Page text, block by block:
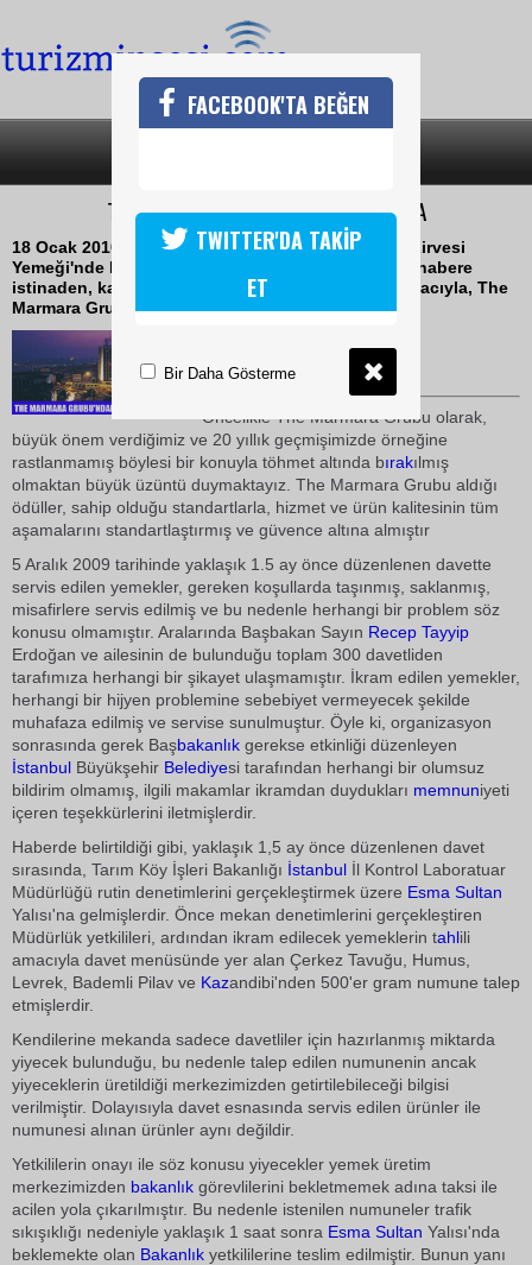
THE MARMARA GRUBUNDAN AÇIKLAMA
18 Ocak 2010 tarihinde bir gazetede yer alan Aile Zirvesi
Yemeği'nde Hijyen Skandalı başlığıyla yayınlanan habere
istinaden, kamuoyunun doğru bilgilendirilmesi amacıyla, The
Marmara Grubu aşağıdaki açıklamayı yapmıştır
TURİZMİN SESİ
Öncelikle The Marmara Grubu olarak,
büyük önem verdiğimiz ve 20 yıllık geçmişimizde örneğine
rastlanmamış böylesi bir konuyla töhmet altında bırakılmış
olmaktan büyük üzüntü duymaktayız. The Marmara Grubu aldığı
ödüller, sahip olduğu standartlarla, hizmet ve ürün kalitesinin tüm
aşamalarını standartlaştırmış ve güvence altına almıştır
5 Aralık 2009 tarihinde yaklaşık 1.5 ay önce düzenlenen davette
servis edilen yemekler, gereken koşullarda taşınmış, saklanmış,
misafirlere servis edilmiş ve bu nedenle herhangi bir problem söz
konusu olmamıştır. Aralarında Başbakan Sayın Recep Tayyip
Erdoğan ve ailesinin de bulunduğu toplam 300 davetliden
tarafımıza herhangi bir şikayet ulaşmamıştır. İkram edilen yemekler,
herhangi bir hijyen problemine sebebiyet vermeyecek şekilde
muhafaza edilmiş ve servise sunulmuştur. Öyle ki, organizasyon
sonrasında gerek Başbakanlık gerekse etkinliği düzenleyen
İstanbul Büyükşehir Belediyesi tarafından herhangi bir olumsuz
bildirim olmamış, ilgili makamlar ikramdan duydukları memnuniyeti
içeren teşekkürlerini iletmişlerdir.
Haberde belirtildiği gibi, yaklaşık 1,5 ay önce düzenlenen davet
sırasında, Tarım Köy İşleri Bakanlığı İstanbul İl Kontrol Laboratuar
Müdürlüğü rutin denetimlerini gerçekleştirmek üzere Esma Sultan
Yalısı'na gelmişlerdir. Önce mekan denetimlerini gerçekleştiren
Müdürlük yetkilileri, ardından ikram edilecek yemeklerin tahlili
amacıyla davet menüsünde yer alan Çerkez Tavuğu, Humus,
Levrek, Bademli Pilav ve Kazandibi'nden 500'er gram numune talep
etmişlerdir.
Kendilerine mekanda sadece davetliler için hazırlanmış miktarda
yiyecek bulunduğu, bu nedenle talep edilen numunenin ancak
yiyeceklerin üretildiği merkezimizden getirtilebileceği bilgisi
verilmiştir. Dolayısıyla davet esnasında servis edilen ürünler ile
numunesi alınan ürünler aynı değildir.
Yetkililerin onayı ile söz konusu yiyecekler yemek üretim
merkezimizden bakanlık görevlilerini bekletmemek adına taksi ile
acilen yola çıkarılmıştır. Bu nedenle istenilen numuneler trafik
sıkışıklığı nedeniyle yaklaşık 1 saat sonra Esma Sultan Yalısı'nda
beklemekte olan Bakanlık yetkililerine teslim edilmiştir. Bunun yanı
FACEBOOK'TA BEĞEN
TWITTER'DA TAKİP
ET
Bir Daha Gösterme